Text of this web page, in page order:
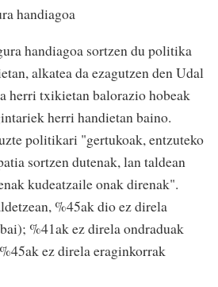
handiagoa
handiagoa sortzen du politika
alkatea da ezagutzen den Udal
herri txikietan balorazio hobeak
herri handietan baino.
politikari "gertukoak, entzuteko
sortzen dutenak, lan taldean
kudeatzaile onak direnak".
%45ak dio ez direla
%41ak ez direla ondraduak
ez direla eraginkorrak